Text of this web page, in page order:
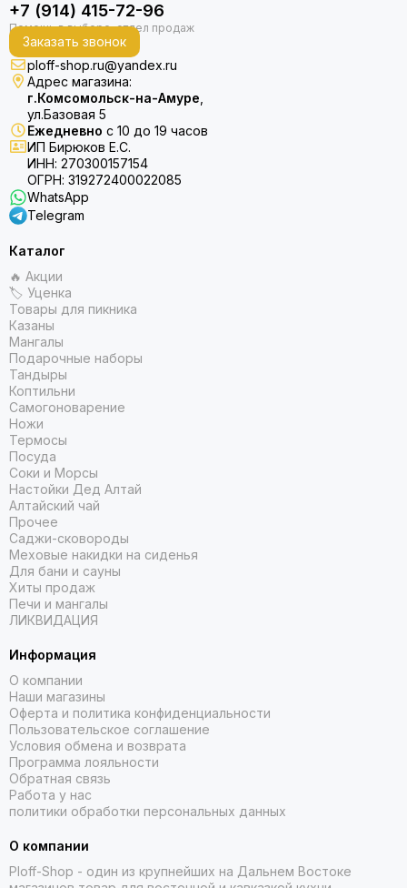
+7 (914) 415-72-96
Заказать звонок
ploff-shop.ru@yandex.ru
Адрес магазина:
г.Комсомольск-на-Амуре
ул.Базовая 5
Ежедневно с 10 до 19 часов
ИП Бирюков Е.С.
ИНН: 270300157154
ОГРН: 319272400022085
WhatsApp
Telegram
Каталог
🔥 Акции
🏷 Уценка
Товары для пикника
Казаны
Мангалы
Подарочные наборы
Тандыры
Коптильни
Самогоноварение
Ножи
Термосы
Посуда
Соки и Морсы
Настойки Дед Алтай
Алтайский чай
Прочее
Саджи-сковороды
Меховые накидки на сиденья
Для бани и сауны
Хиты продаж
Печи и мангалы
ЛИКВИДАЦИЯ
Информация
О компании
Наши магазины
Оферта и политика конфиденциальности
Пользовательское соглашение
Условия обмена и возврата
Программа лояльности
Обратная связь
Работа у нас
политики обработки персональных данных
О компании
Ploff-Shop - один из крупнейших на Дальнем Востоке